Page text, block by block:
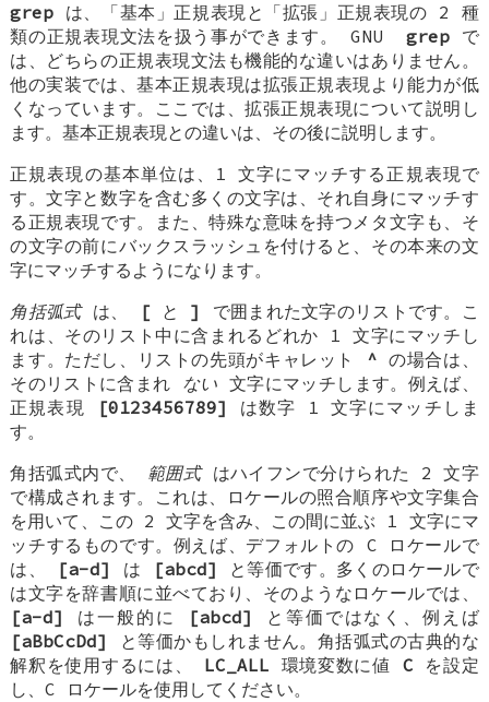
grep は、「基本」正規表現と「拡張」正規表現の 2 種
類の正規表現文法を扱う事ができます。 GNU grepで
は、どちらの正規表現文法も機能的な違いはありません。
他の実装では、基本正規表現は拡張正規表現より能力が低
くなっています。ここでは、拡張正規表現について説明し
ます。基本正規表現との違いは、その後に説明します。
正規表現の基本単位は、1 文字にマッチする正規表現で
す。文字と数字を含む多くの文字は、それ自身にマッチす
る正規表現です。また、特殊な意味を持つメタ文字も、そ
の文字の前にバックスラッシュを付けると、その本来の文
字にマッチするようになります。
角括弧式は、 [と ]
で囲まれた文字のリストです。こ
れは、そのリスト中に含まれるどれか 1 文字にマッチし
ます。ただし、リストの先頭がキャレット ^ の場合は、
そのリストに含まれ ない 文字にマッチします。例えば、
正規表現
[0123456789]
は数字 1 文字にマッチしま
す。
角括弧式内で、 範囲式はハイフンで分けられた 2 文字
で構成されます。これは、ロケールの照合順序や文字集合
を用いて、この 2 文字を含み、この間に並ぶ 1 文字にマ
ッチするものです。例えば、デフォルトの C ロケールで
は、
[a-d] は [abcd]
と等価です。多くのロケールで
は文字を辞書順に並べており、そのようなロケールでは、
[a-d]
は一般的に [abcd]
と等価ではなく、例えば
[aBbCcDd]
と等価かもしれません。角括弧式の古典的な
解釈を使用するには、 LC_ALL 環境変数に値 C を設定
し、C ロケールを使用してください。